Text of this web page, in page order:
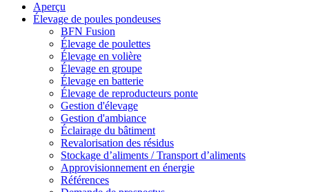
Aperçu
Élevage de poules pondeuses
BFN Fusion
Élevage de poulettes
Élevage en volière
Élevage en groupe
Élevage en batterie
Élevage de reproducteurs ponte
Gestion d'élevage
Gestion d'ambiance
Éclairage du bâtiment
Revalorisation des résidus
Stockage d’aliments / Transport d’aliments
Approvisionnement en énergie
Références